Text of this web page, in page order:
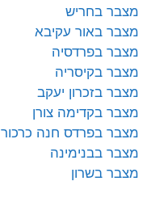
מצבר בחריש
מצבר באור עקיבא
מצבר בפרדסיה
מצבר בקיסריה
מצבר בזכרון יעקב
מצבר בקדימה צורן
מצבר בפרדס חנה כרכור
מצבר בבנימינה
מצבר בשרון